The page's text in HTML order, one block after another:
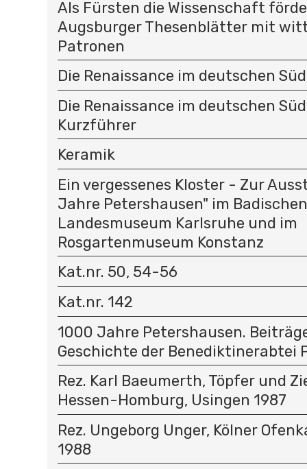
Als Fürsten die Wissenschaft
Augsburger Thesenblätter mit
Patronen
Die Renaissance im deutschen
Die Renaissance im deutschen
Kurzführer
Keramik
Ein vergessenes Kloster - Zur
Jahre Petershausen" im Badischen
Landesmuseum Karlsruhe und im
Rosgartenmuseum Konstanz
Kat.nr. 50, 54-56
Kat.nr. 142
1000 Jahre Petershausen.
Geschichte der Benediktinerabtei
Rez. Karl Baeumerth, Töpfer und
Hessen-Homburg, Usingen 1987
Rez. Ungeborg Unger, Kölner
1988